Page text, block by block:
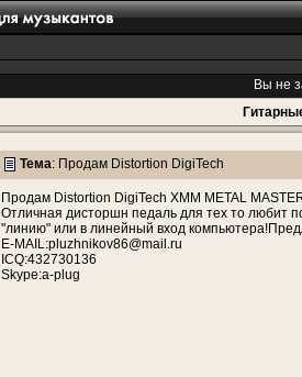
Вы не
Тема: Продам Distortion DigiTech
Продам Distortion DigiTech XMM METAL
Отличная дисторшн педаль для тех то любит
"линию" или в линейный вход
E-MAIL:pluzhnikov86@mail.ru
ICQ:432730136
Skype:a-plug